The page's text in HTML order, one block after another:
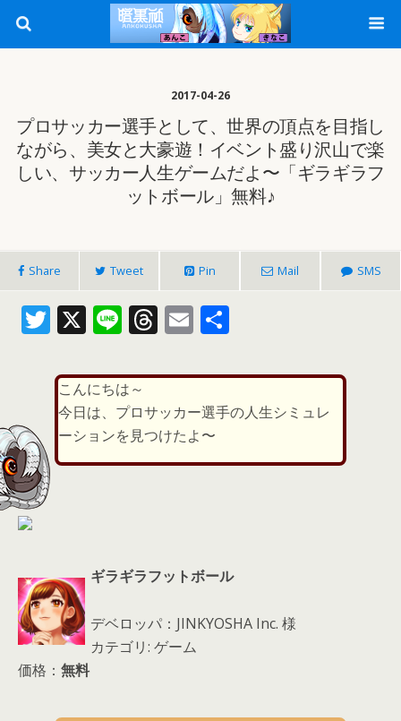
2017-04-26
プロサッカー選手として、世界の頂点を目指し
ながら、美女と大豪遊！イベント盛り沢山で楽
しい、サッカー人生ゲームだよ〜「ギラギラフ
ットボール」無料♪
Share Tweet Pin Mail SMS
T
itt
er
X Li
e
T
re
a
d
s
E
ai
l
こんにちは～
今日は、プロサッカー選手の人生シミュレ
ーションを見つけたよ〜
ギラギラフットボール
デベロッパ：JINKYOSHA Inc. 様
カテゴリ: ゲーム
価格： 無料